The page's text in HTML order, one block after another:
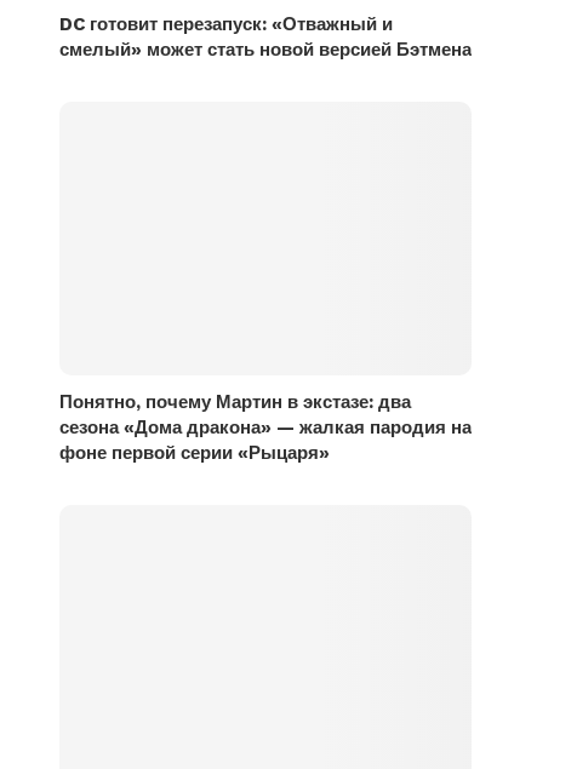
DC готовит перезапуск: «Отважный и
смелый» может стать новой версией Бэтмена
Понятно, почему Мартин в экстазе: два
сезона «Дома дракона» — жалкая пародия на
фоне первой серии «Рыцаря»